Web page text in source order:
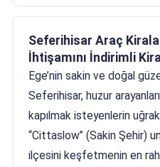
Seferihisar Araç
İhtişamını İndirimli
Ege’nin sakin ve doğal
Seferihisar, huzur
kapılmak isteyenlerin
“Cittaslow” (Sakin Şehir)
ilçesini keşfetmenin en